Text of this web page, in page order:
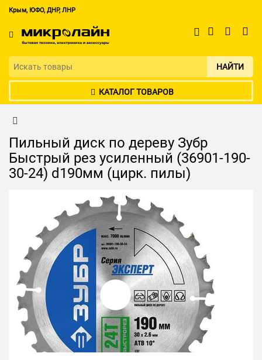
Крым, ЮФО, ДНР, ЛНР
НАЙТИ
КАТАЛОГ ТОВАРОВ
Пильный диск по дереву Зубр
Быстрый рез усиленный (36901-190-
30-24) d190мм (цирк. пилы)